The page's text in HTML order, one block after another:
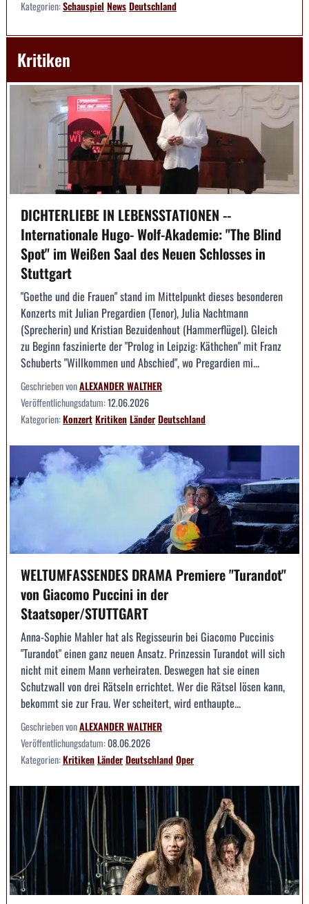
Kategorien:Schauspiel NewsDeutschland
Kritiken
DICHTERLIEBE IN LEBENSSTATIONEN --
Internationale Hugo- Wolf-Akademie: "The Blind
Spot" im Weißen Saal des Neuen Schlosses in
Stuttgart
"Goethe und die Frauen" stand im Mittelpunkt dieses besonderen
Konzerts mit Julian Pregardien (Tenor), Julia Nachtmann
(Sprecherin) und Kristian Bezuidenhout (Hammerflügel). Gleich
zu Beginn faszinierte der "Prolog in Leipzig: Käthchen" mit Franz
Schuberts "Willkommen und Abschied", wo Pregardien mi...
Geschrieben vonALEXANDER WALTHER
Veröffentlichungsdatum:12.06.2026
Kategorien:KonzertKritikenLänderDeutschland
WELTUMFASSENDES DRAMA Premiere "Turandot"
von Giacomo Puccini in der
Staatsoper/STUTTGART
Anna-Sophie Mahler hat als Regisseurin bei Giacomo Puccinis
"Turandot" einen ganz neuen Ansatz. Prinzessin Turandot will sich
nicht mit einem Mann verheiraten. Deswegen hat sie einen
Schutzwall von drei Rätseln errichtet. Wer die Rätsel lösen kann,
bekommt sie zur Frau. Wer scheitert, wird enthaupte...
Geschrieben vonALEXANDER WALTHER
Veröffentlichungsdatum:08.06.2026
Kategorien:KritikenLänderDeutschlandOper